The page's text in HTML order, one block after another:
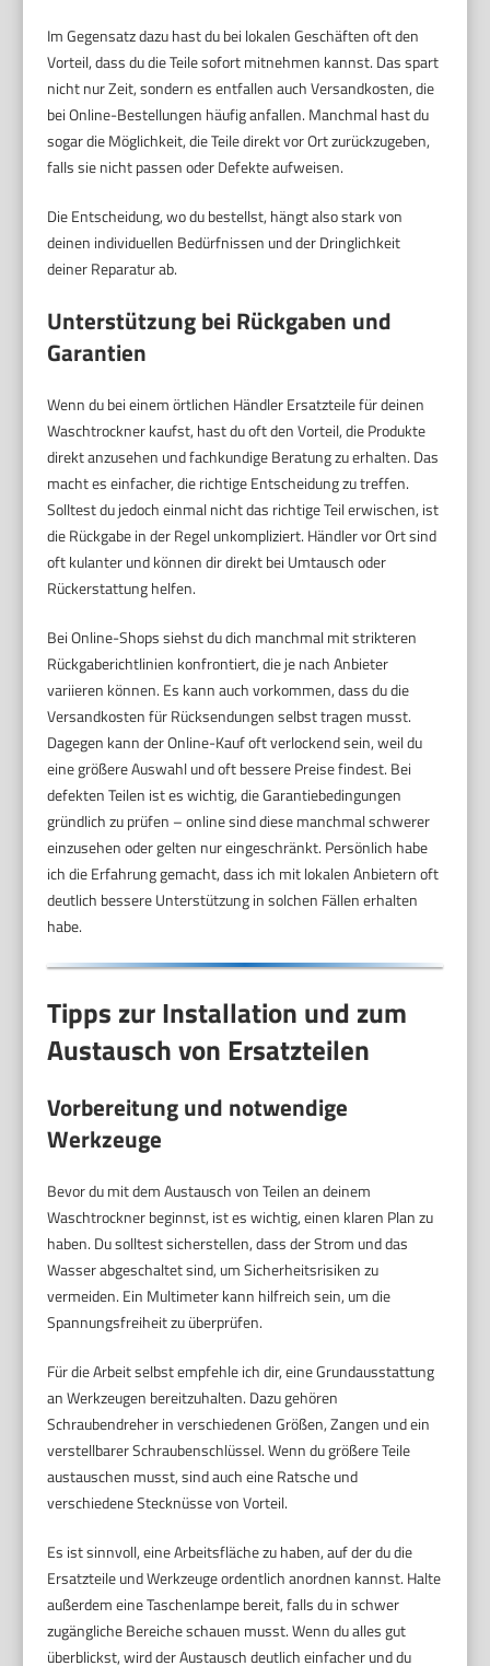
Im Gegensatz dazu hast du bei lokalen Geschäften oft den
Vorteil, dass du die Teile sofort mitnehmen kannst. Das spart
nicht nur Zeit, sondern es entfallen auch Versandkosten, die
bei Online-Bestellungen häufig anfallen. Manchmal hast du
sogar die Möglichkeit, die Teile direkt vor Ort zurückzugeben,
falls sie nicht passen oder Defekte aufweisen.
Die Entscheidung, wo du bestellst, hängt also stark von
deinen individuellen Bedürfnissen und der Dringlichkeit
deiner Reparatur ab.
Unterstützung bei Rückgaben und
Garantien
Wenn du bei einem örtlichen Händler Ersatzteile für deinen
Waschtrockner kaufst, hast du oft den Vorteil, die Produkte
direkt anzusehen und fachkundige Beratung zu erhalten. Das
macht es einfacher, die richtige Entscheidung zu treffen.
Solltest du jedoch einmal nicht das richtige Teil erwischen, ist
die Rückgabe in der Regel unkompliziert. Händler vor Ort sind
oft kulanter und können dir direkt bei Umtausch oder
Rückerstattung helfen.
Bei Online-Shops siehst du dich manchmal mit strikteren
Rückgaberichtlinien konfrontiert, die je nach Anbieter
variieren können. Es kann auch vorkommen, dass du die
Versandkosten für Rücksendungen selbst tragen musst.
Dagegen kann der Online-Kauf oft verlockend sein, weil du
eine größere Auswahl und oft bessere Preise findest. Bei
defekten Teilen ist es wichtig, die Garantiebedingungen
gründlich zu prüfen – online sind diese manchmal schwerer
einzusehen oder gelten nur eingeschränkt. Persönlich habe
ich die Erfahrung gemacht, dass ich mit lokalen Anbietern oft
deutlich bessere Unterstützung in solchen Fällen erhalten
habe.
Tipps zur Installation und zum
Austausch von Ersatzteilen
Vorbereitung und notwendige
Werkzeuge
Bevor du mit dem Austausch von Teilen an deinem
Waschtrockner beginnst, ist es wichtig, einen klaren Plan zu
haben. Du solltest sicherstellen, dass der Strom und das
Wasser abgeschaltet sind, um Sicherheitsrisiken zu
vermeiden. Ein Multimeter kann hilfreich sein, um die
Spannungsfreiheit zu überprüfen.
Für die Arbeit selbst empfehle ich dir, eine Grundausstattung
an Werkzeugen bereitzuhalten. Dazu gehören
Schraubendreher in verschiedenen Größen, Zangen und ein
verstellbarer Schraubenschlüssel. Wenn du größere Teile
austauschen musst, sind auch eine Ratsche und
verschiedene Stecknüsse von Vorteil.
Es ist sinnvoll, eine Arbeitsfläche zu haben, auf der du die
Ersatzteile und Werkzeuge ordentlich anordnen kannst. Halte
außerdem eine Taschenlampe bereit, falls du in schwer
zugängliche Bereiche schauen musst. Wenn du alles gut
überblickst, wird der Austausch deutlich einfacher und du